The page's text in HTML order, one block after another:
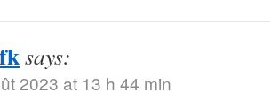
says:
2023 at 13 h 44 min